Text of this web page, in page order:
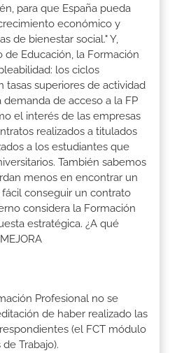
para que España pueda
económico y
de bienestar social." Y,
Educación, la Formación
los ciclos
tasas superiores de actividad
de acceso a la FP
el interés de las empresas
realizados a titulados
a los estudiantes que
También sabemos
menos en encontrar un
conseguir un contrato
considera la Formación
estratégica. ¿A qué
Profesional no se
de haber realizado las
(el FCT módulo
Trabajo).